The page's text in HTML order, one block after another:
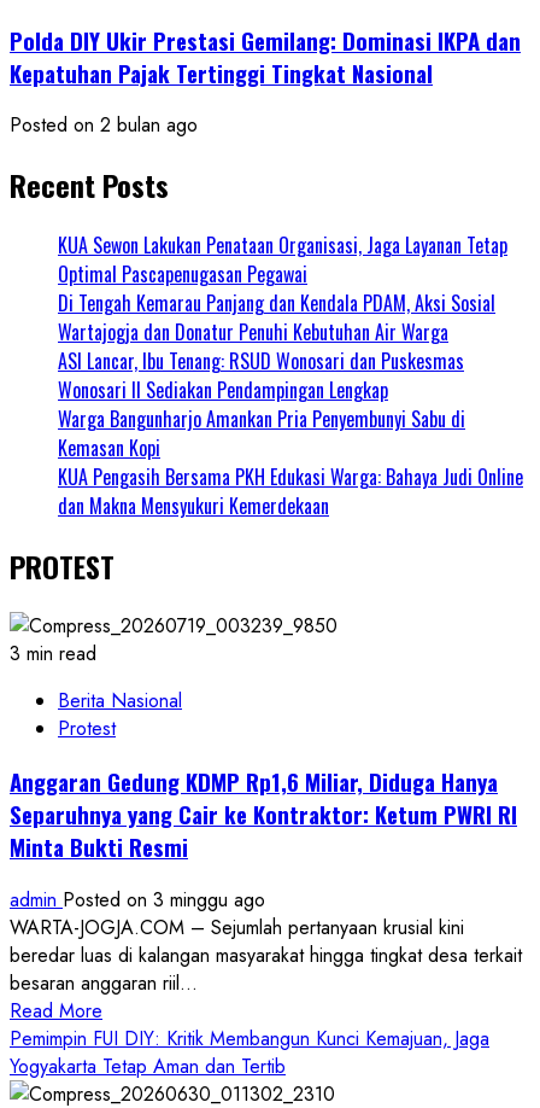
Polda DIY Ukir Prestasi Gemilang: Dominasi IKPA dan
Kepatuhan Pajak Tertinggi Tingkat Nasional
Posted on 2 bulan ago
Recent Posts
KUA Sewon Lakukan Penataan Organisasi, Jaga Layanan Tetap
Optimal Pascapenugasan Pegawai
Di Tengah Kemarau Panjang dan Kendala PDAM, Aksi Sosial
Wartajogja dan Donatur Penuhi Kebutuhan Air Warga
ASI Lancar, Ibu Tenang: RSUD Wonosari dan Puskesmas
Wonosari II Sediakan Pendampingan Lengkap
Warga Bangunharjo Amankan Pria Penyembunyi Sabu di
Kemasan Kopi
KUA Pengasih Bersama PKH Edukasi Warga: Bahaya Judi Online
dan Makna Mensyukuri Kemerdekaan
PROTEST
3 min read
Berita Nasional
Protest
Anggaran Gedung KDMP Rp1,6 Miliar, Diduga Hanya
Separuhnya yang Cair ke Kontraktor: Ketum PWRI RI
Minta Bukti Resmi
admin Posted on 3 minggu ago
WARTA-JOGJA.COM – Sejumlah pertanyaan krusial kini
beredar luas di kalangan masyarakat hingga tingkat desa terkait
besaran anggaran riil...
Read More
more
about
Anggaran
Pemimpin FUI DIY: Kritik Membangun Kunci Kemajuan, Jaga
Yogyakarta Tetap Aman dan Tertib